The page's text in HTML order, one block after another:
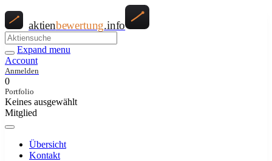
aktienbewertung.info
Expand menu
Account
Anmelden
0
Portfolio
Keines ausgewählt
Mitglied
Übersicht
Kontakt